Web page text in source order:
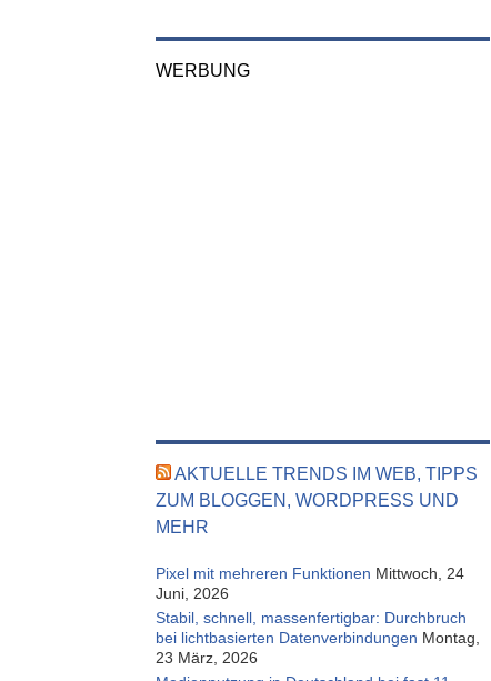
WERBUNG
AKTUELLE TRENDS IM WEB, TIPPS
ZUM BLOGGEN, WORDPRESS UND
MEHR
Pixel mit mehreren Funktionen Mittwoch, 24
Juni, 2026
Stabil, schnell, massenfertigbar: Durchbruch
bei lichtbasierten Datenverbindungen Montag,
23 März, 2026